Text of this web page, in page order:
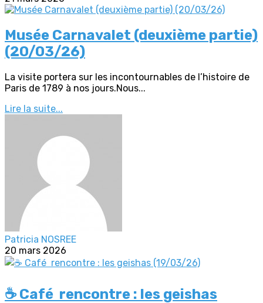
Musée Carnavalet (deuxième partie)
(20/03/26)
La visite portera sur les incontournables de l’histoire de
Paris de 1789 à nos jours.Nous...
Lire la suite...
Patricia NOSREE
20 mars 2026
☕️ Café rencontre : les geishas